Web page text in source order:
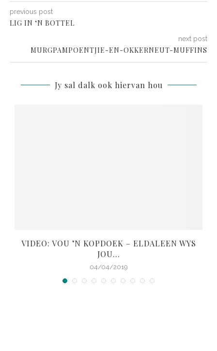
previous post
LIG IN ‘N BOTTEL
next post
MURGPAMPOENTJIE-EN-OKKERNEUT-MUFFINS
Jy sal dalk ook hiervan hou
VIDEO: VOU ’N KOPDOEK – ELDALEEN WYS
JOU...
04/04/2019